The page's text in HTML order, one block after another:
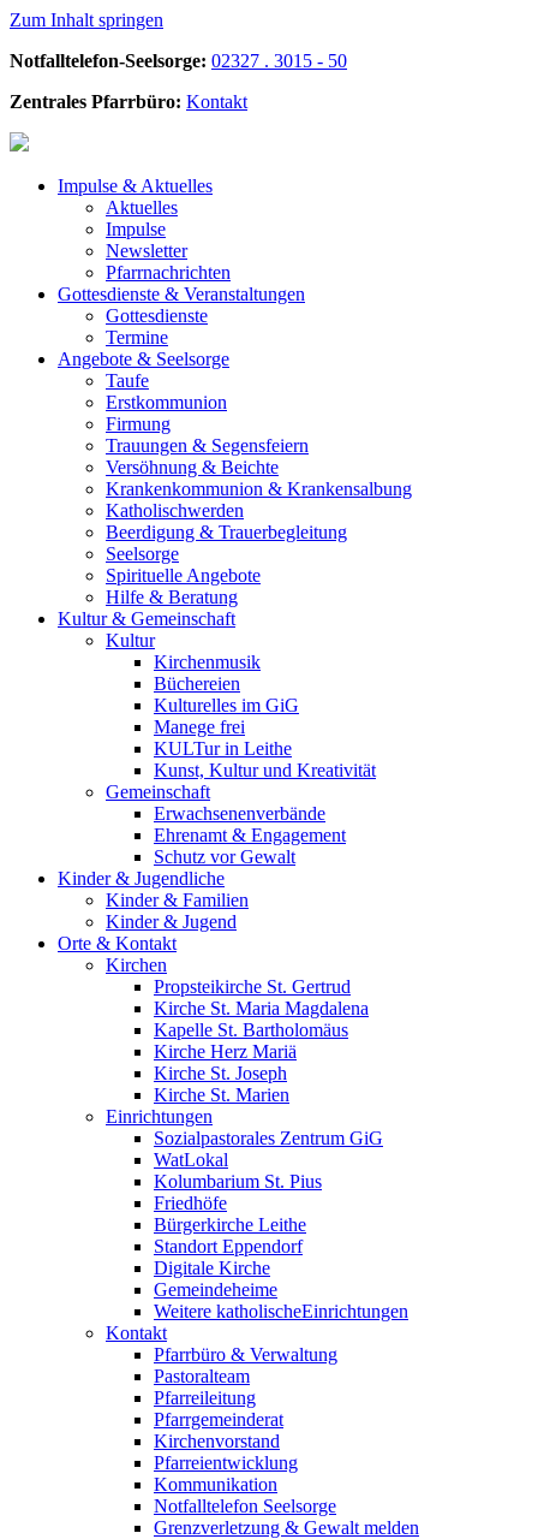
Zum Inhalt springen
Notfalltelefon-Seelsorge: 02327 . 3015 - 50
Zentrales Pfarrbüro: Kontakt
Impulse & Aktuelles
Aktuelles
Impulse
Newsletter
Pfarrnachrichten
Gottesdienste & Veranstaltungen
Gottesdienste
Termine
Angebote & Seelsorge
Taufe
Erstkommunion
Firmung
Trauungen & Segensfeiern
Versöhnung & Beichte
Krankenkommunion & Krankensalbung
Katholischwerden
Beerdigung & Trauerbegleitung
Seelsorge
Spirituelle Angebote
Hilfe & Beratung
Kultur & Gemeinschaft
Kultur
Kirchenmusik
Büchereien
Kulturelles im GiG
Manege frei
KULTur in Leithe
Kunst, Kultur und Kreativität
Gemeinschaft
Erwachsenenverbände
Ehrenamt & Engagement
Schutz vor Gewalt
Kinder & Jugendliche
Kinder & Familien
Kinder & Jugend
Orte & Kontakt
Kirchen
Propsteikirche St. Gertrud
Kirche St. Maria Magdalena
Kapelle St. Bartholomäus
Kirche Herz Mariä
Kirche St. Joseph
Kirche St. Marien
Einrichtungen
Sozialpastorales Zentrum GiG
WatLokal
Kolumbarium St. Pius
Friedhöfe
Bürgerkirche Leithe
Standort Eppendorf
Digitale Kirche
Gemeindeheime
Weitere katholische­­Einrichtungen
Kontakt
Pfarrbüro & Verwaltung
Pastoralteam
Pfarreileitung
Pfarrgemeinderat
Kirchenvorstand
Pfarreientwicklung
Kommunikation
Notfalltelefon Seelsorge
Grenzverletzung & Gewalt melden